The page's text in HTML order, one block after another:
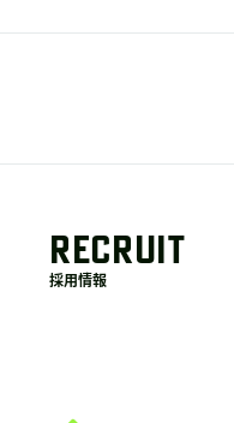
RECRUIT
採用情報